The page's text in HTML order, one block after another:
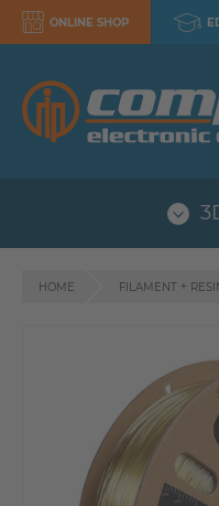
ONLINE SHOP
HOME FILAMENT +